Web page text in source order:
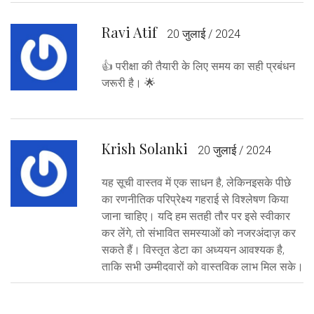
Ravi Atif 20 जुलाई / 2024
👍 परीक्षा की तैयारी के लिए समय का सही प्रबंधन
जरूरी है। 🌟
Krish Solanki 20 जुलाई / 2024
यह सूची वास्तव में एक साधन है, लेकिनइसके पीछे
का रणनीतिक परिप्रेक्ष्य गहराई से विश्लेषण किया
जाना चाहिए। यदि हम सतही तौर पर इसे स्वीकार
कर लेंगे, तो संभावित समस्याओं को नजरअंदाज़ कर
सकते हैं। विस्तृत डेटा का अध्ययन आवश्यक है,
ताकि सभी उम्मीदवारों को वास्तविक लाभ मिल सके।